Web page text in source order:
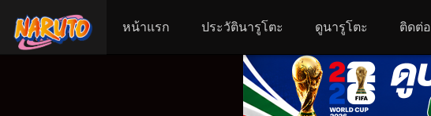
หน้าแรก ประวัตินารูโตะ ดูนารูโตะ ติดต่อ